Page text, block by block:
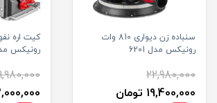
سنباده زن دیواری 810 وات
رونیکس مدل 6201
22,980,000
19,400,000 تومان
رونیکس مدل
33,000,000